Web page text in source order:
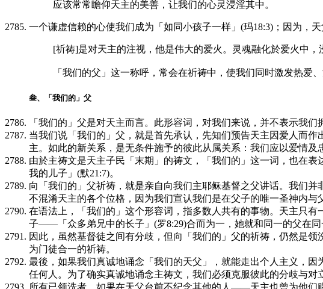
应该常常瞻仰天主的美善，让我们的心灵浸淫其中。
一个谦虚信赖的心使我们成为「如同小孩子一样」(玛18:3)；因为，
[祈祷]是对天主的注视，他是伟大的爱火。灵魂融化於爱火中
「我们的父」这一称呼，常会在祈祷中，使我们同时激发热爱
叁、「我们的」父
「我们的」父是对天主而言。此形容词，对我们来说，并不表示我
当我们说「我们的」父，就是首先承认，先知们预告天主因爱人而作
主。如此的新关系，是无条件施予的彼此从属关系：我们应以爱情及
由於主祷文是天主子民「末期」的祷文，「我们的」这一词，也在
我的儿子」(默21:7)。
向「我们的」父祈祷，就是亲自向我们主耶稣基督之父讲话。我们
不混淆天主的各个位格，因为我们宣认我们是在父子的唯一圣神内与
在语法上，「我们的」这个形容词，指多数人共有的事物。天主只
子——「众多弟兄中的长子」(罗8:29)合而为一，她就和同一的父在
因此，虽然基督徒之间有分歧，但向「我们的」父的祈祷，仍然是
为门徒合一的祈祷。
最後，如果我们真诚地诵念「我们的天父」，就能走出个人主义，
任何人。为了确实真诚地诵念主祷文，我们必须克服彼此的分歧与对
所有已领洗者，如果在天父台前不纪念其他的人——天主也曾为他们